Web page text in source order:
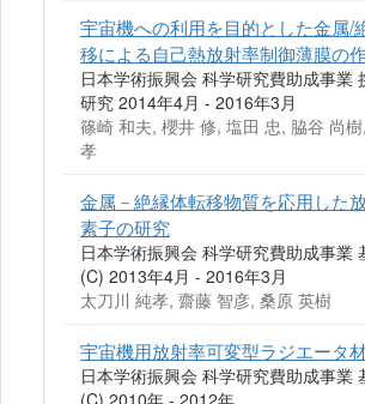
宇宙機への利用を目的とした金属/
移による自己熱放射率制御薄膜の
日本学術振興会 科学研究費助成事業
研究 2014年4月 - 2016年3月
篠崎 和夫, 櫻井 修, 塩田 忠, 脇谷 尚
孝
金属－絶縁体転移物質を応用した
素子の研究
日本学術振興会 科学研究費助成事業
(C) 2013年4月 - 2016年3月
太刀川 純孝, 齋藤 智彦, 桑原 英樹
宇宙機用放射率可変型ラジエータ
日本学術振興会 科学研究費助成事業